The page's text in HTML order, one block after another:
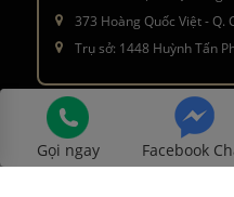
Gọi ngay Facebook
373 Hoàng Quốc Việt - Q.
Trụ sở: 1448 Huỳnh Tấn
Â© 2016 - 2021